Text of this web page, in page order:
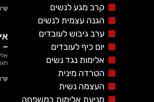
קרב מגע לנשים
הגנה עצמית לנשים
ערב גיבוש לעובדים
יום כיף לעובדים
אלימות נגד נשים
הטרדה מינית
העצמה נשית
מניעת אלימות במשפחה
–